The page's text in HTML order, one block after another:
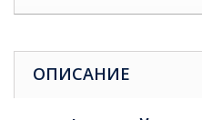
ОПИСАНИЕ